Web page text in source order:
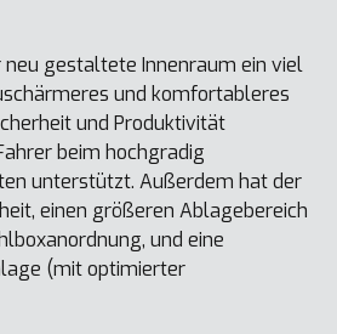
gestaltete Innenraum ein viel
und komfortableres
und Produktivität
beim hochgradig
unterstützt. Außerdem hat der
einen größeren Ablagebereich
und eine
(mit optimierter